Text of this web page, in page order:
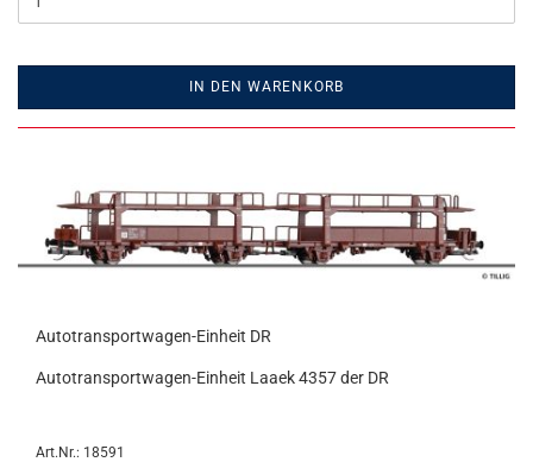
IN DEN WARENKORB
Autotransportwagen-Einheit DR
Autotransportwagen-Einheit Laaek 4357 der DR
Art.Nr.: 18591